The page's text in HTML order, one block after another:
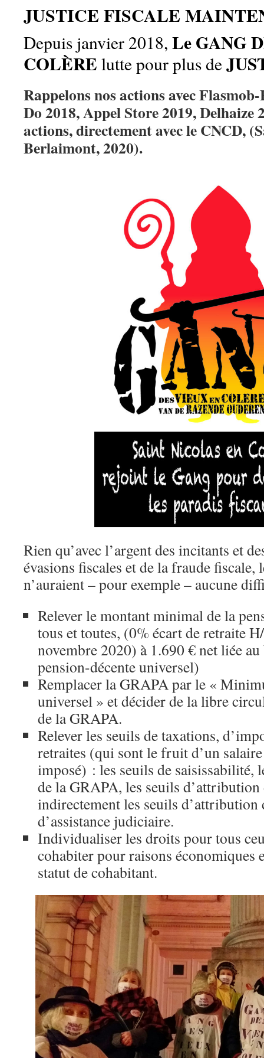
JUSTICE FISCALE
Depuis janvier 2018, Le GANG
COLÈRE lutte pour plus de
Rappelons nos actions avec
Do 2018, Appel Store 2019, Delhaize
actions, directement avec le CNCD,
Berlaimont, 2020).
Rien qu’avec l’argent des incitants et
évasions fiscales et de la fraude fiscale,
n’auraient – pour exemple – aucune
Relever le montant minimal de la
tous et toutes, (0% écart de retraite
novembre 2020) à 1.690 € net liée
pension-décente universel)
Remplacer la GRAPA par le «
universel » et décider de la libre
de la GRAPA.
Relever les seuils de taxations,
retraites (qui sont le fruit d’un
imposé) : les seuils de saisissabilité,
de la GRAPA, les seuils
indirectement les seuils
d’assistance judiciaire.
Individualiser les droits pour tous
cohabiter pour raisons économiques
statut de cohabitant.